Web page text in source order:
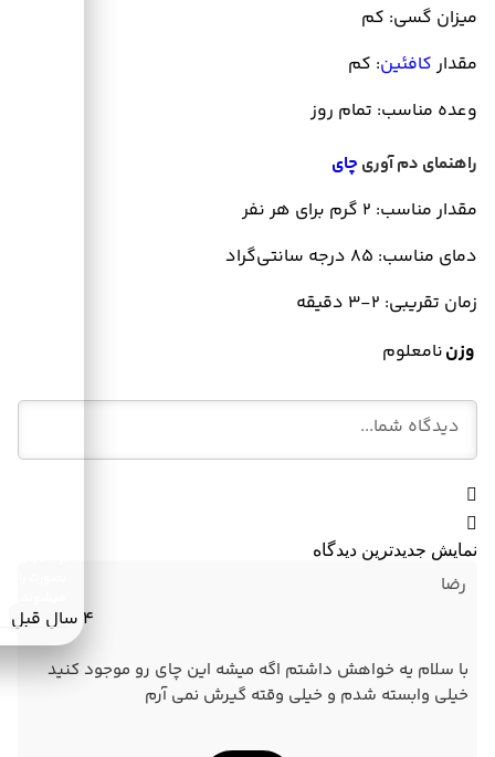
میزان گسی: کم
مقدارکافئین: کم
وعده مناسب: تمام روز
راهنمای دم‌ آوری چای
مقدار مناسب: 2 گرم برای هر نفر
دمای مناسب: 85 درجه سانتی‌گراد
زمان تقریبی: 2-3 دقیقه
وزننامعلوم
نمایش جدیدترین دیدگاه
رضا
4 سال قبل
با سلام یه خواهش داشتم اگه میشه این چای رو موجود کنید
خیلی وابسته شدم و خیلی وقته گیرش نمی آرم